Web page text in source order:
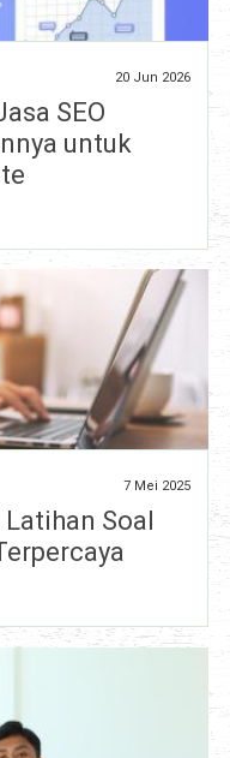
20 Jun 2026
SEO
untuk
7 Mei 2025
Soal